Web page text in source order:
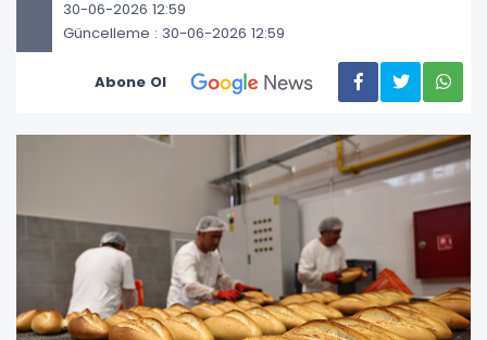
30-06-2026 12:59
Güncelleme : 30-06-2026 12:59
Abone Ol